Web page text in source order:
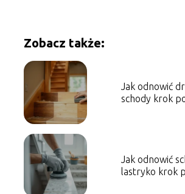
Zobacz także:
Jak odnowić
schody krok
Jak odnowić
lastryko krok